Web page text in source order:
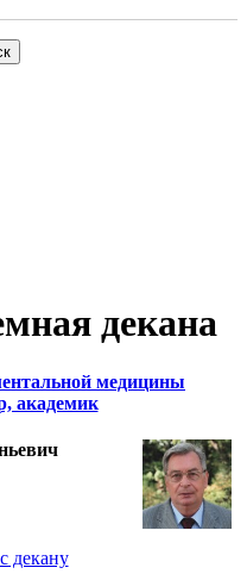
декана
медицины
академик
декану